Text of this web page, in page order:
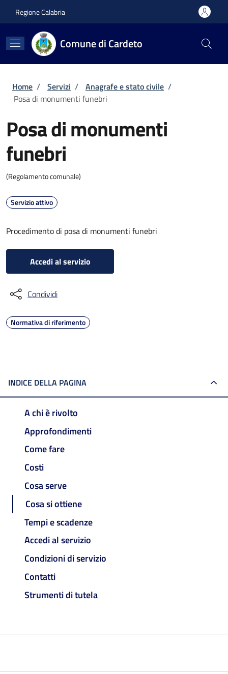
Regione Calabria
Comune di Cardeto
Briciole di pane
Home / Servizi / Anagrafe e stato civile /
Posa di monumenti funebri
Posa di monumenti
funebri
(Regolamento comunale)
Servizio attivo
Procedimento di posa di monumenti funebri
Accedi al servizio
Condividi
Normativa di riferimento
INDICE DELLA PAGINA
A chi è rivolto
Approfondimenti
Come fare
Costi
Cosa serve
Cosa si ottiene
Tempi e scadenze
Accedi al servizio
Condizioni di servizio
Contatti
Strumenti di tutela